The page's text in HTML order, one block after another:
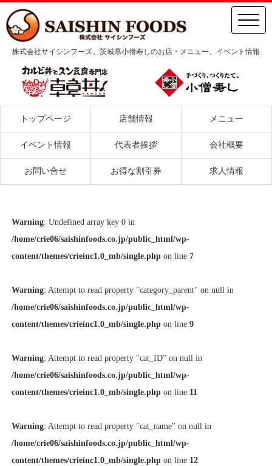
株式会社サイシンフーズ。茨城県小僧寿しのお店・メニュー、イベント情報
トップページ 店舗情報 メニュー
イベント情報 代表者挨拶 会社概要
お問い合せ お得な割引券 求人情報
Warning: Undefined array key 0 in
/home/crie06/saishinfoods.co.jp/public_html/wp-
content/themes/crieinc1.0_mb/single.phpon line 7
Warning: Attempt to read property "category_parent" on null in
/home/crie06/saishinfoods.co.jp/public_html/wp-
content/themes/crieinc1.0_mb/single.phpon line 9
Warning: Attempt to read property "cat_ID" on null in
/home/crie06/saishinfoods.co.jp/public_html/wp-
content/themes/crieinc1.0_mb/single.phpon line 11
Warning: Attempt to read property "cat_name" on null in
/home/crie06/saishinfoods.co.jp/public_html/wp-
content/themes/crieinc1.0_mb/single.phpon line 12